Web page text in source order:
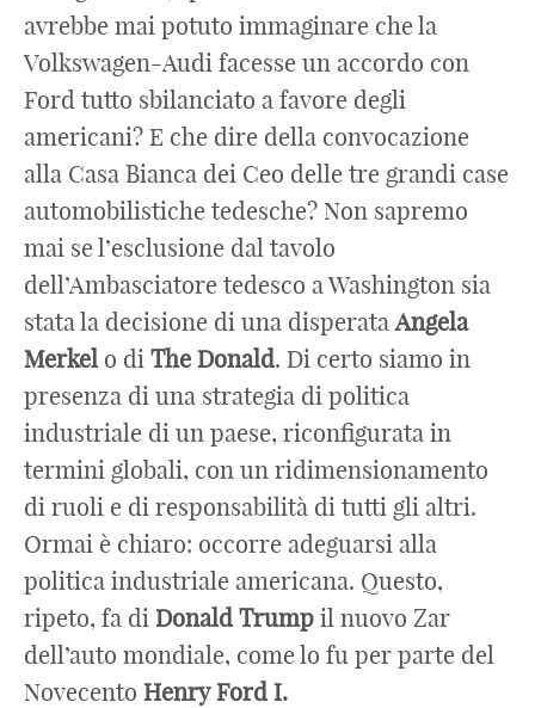
avrebbe mai potuto immaginare che la
Volkswagen-Audi facesse un accordo con
Ford tutto sbilanciato a favore degli
americani? E che dire della convocazione
alla Casa Bianca dei Ceo delle tre grandi case
automobilistiche tedesche? Non sapremo
mai se l’esclusione dal tavolo
dell’Ambasciatore tedesco a Washington sia
stata la decisione di una disperata Angela
Merkel o di The Donald. Di certo siamo in
presenza di una strategia di politica
industriale di un paese, riconfigurata in
termini globali, con un ridimensionamento
di ruoli e di responsabilità di tutti gli altri.
Ormai è chiaro: occorre adeguarsi alla
politica industriale americana. Questo,
ripeto, fa di Donald Trump il nuovo Zar
dell’auto mondiale, come lo fu per parte del
Novecento Henry Ford I.